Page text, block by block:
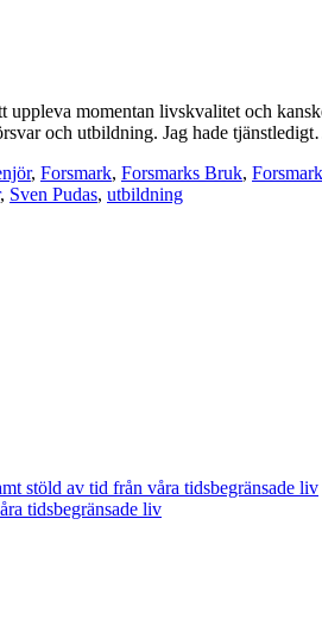
momentan livskvalitet och
och utbildning. Jag hade
, Forsmark, Forsmarks Bruk,
, Sven Pudas, utbildning
stöld av tid från våra tidsbegränsade liv
tidsbegränsade liv